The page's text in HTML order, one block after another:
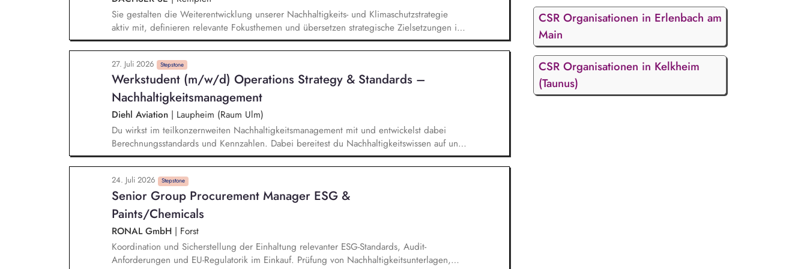
Sie gestalten die Weiterentwicklung unserer Nachhaltigkeits- und Klimaschutzstrategie
aktiv mit, definieren relevante Fokusthemen und übersetzen strategische Zielsetzungen in
konkrete Roadmaps und Umsetzungsmaßnahmen. Sie verantworten den Aufbau, die
Steuerung und Weiterentwicklung von Klimaschutzprojekten und Projektportfolios im
Kontext der Zero-Emission-Transition, beraten interne und externe Stakeholder und
entwickeln gemeinsam mit relevanten Fachbereichen kundenorientierte
Nachhaltigkeitslösungen.
27. Juli 2026 Stepstone
Werkstudent (m/w/d) Operations Strategy & Standards –
Nachhaltigkeitsmanagement
Diehl Aviation | Laupheim (Raum Ulm)
Du wirkst im teilkonzernweiten Nachhaltigkeitsmanagement mit und entwickelst dabei
Berechnungsstandards und Kennzahlen. Dabei bereitest du Nachhaltigkeitswissen auf und
kommunizierst dieses an interne und externe Stakeholder. Darüber hinaus unterstützt du
bei der Entwicklung einer Systematik zur Erfassung von nachhaltigen Projekten und
Initiativen. Außerdem hilfst du bei der Implementierung aktueller gesetzlicher Vorgaben
zur Nachhaltigkeit.
24. Juli 2026 Stepstone
Senior Group Procurement Manager ESG &
Paints/Chemicals
RONAL GmbH | Forst
Koordination und Sicherstellung der Einhaltung relevanter ESG-Standards, Audit-
Anforderungen und EU-Regulatorik im Einkauf. Prüfung von Nachhaltigkeitsunterlagen,
CSR Organisationen in Erlenbach am
Main
CSR Organisationen in Kelkheim
(Taunus)